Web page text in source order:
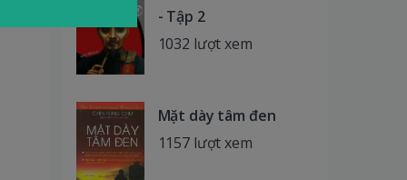
- Tập 2
1032 lượt xem
Mặt dày tâm đen
1157 lượt xem